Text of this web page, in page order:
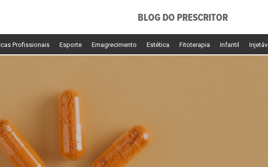
BLOG DO PRESCRITOR
Profissionais Esporte Emagrecimento Estética Fitoterapia Infantil